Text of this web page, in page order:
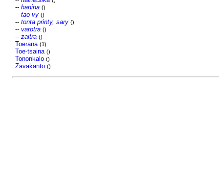
-- hanina ()
-- tao vy ()
-- tonta printy, sary ()
-- varotra ()
-- zaitra ()
Toerana (1)
Toe-tsaina ()
Tononkalo ()
Zavakanto ()